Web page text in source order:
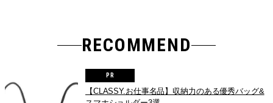
RECOMMEND
【CLASSY.お仕事名品】収納力のある優秀バッグ&